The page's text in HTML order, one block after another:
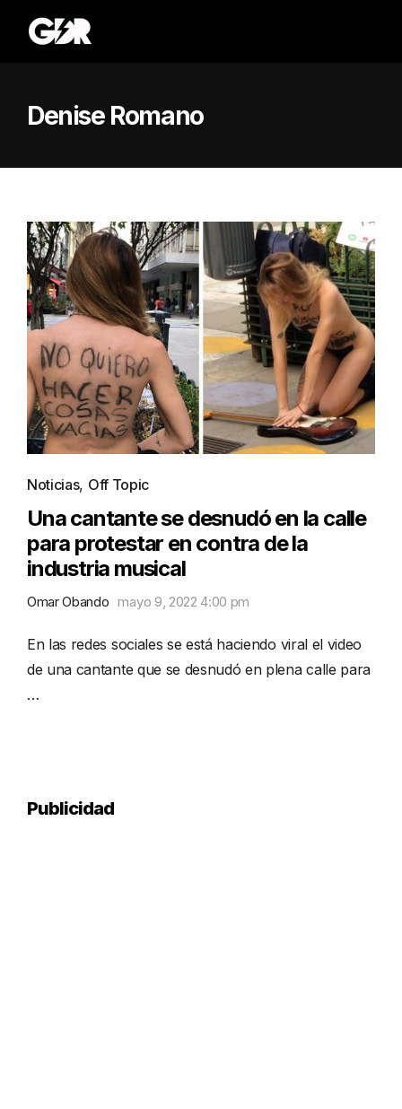
Denise Romano
Noticias, Off Topic
Una cantante se desnudó en la calle
para protestar en contra de la
industria musical
Omar Obando mayo 9, 2022 4:00 pm
En las redes sociales se está haciendo viral el video
de una cantante que se desnudó en plena calle para
…
Publicidad